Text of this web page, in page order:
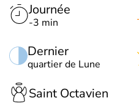
Journée
-3 min
Dernier
quartier de Lune
Saint Octavien